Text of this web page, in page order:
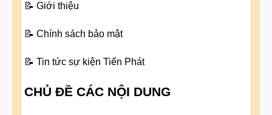
📝 Giới thiệu
📝 Chính sách bảo mật
📝 Tin tức sự kiện Tiến Phát
CHỦ ĐỀ CÁC NỘI DUNG